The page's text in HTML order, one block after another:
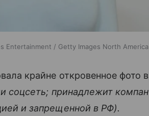
Entertainment / Getty Images North America
крайне откровенное фото в
соцсеть; принадлежит
и запрещенной в РФ).